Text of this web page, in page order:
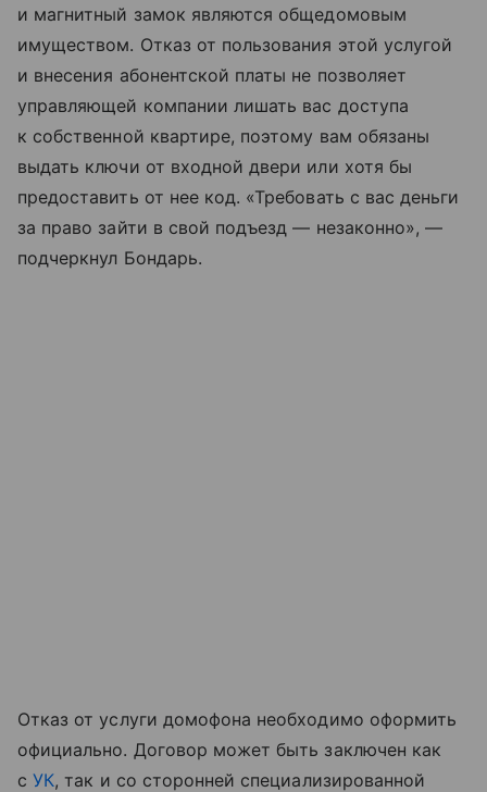
и магнитный замок являются общедомовым
имуществом. Отказ от пользования этой услугой
и внесения абонентской платы не позволяет
управляющей компании лишать вас доступа
к собственной квартире, поэтому вам обязаны
выдать ключи от входной двери или хотя бы
предоставить от нее код. «Требовать с вас деньги
за право зайти в свой подъезд — незаконно», —
подчеркнул Бондарь.
Отказ от услуги домофона необходимо оформить
официально. Договор может быть заключен как
сУК, так и со сторонней специализированной